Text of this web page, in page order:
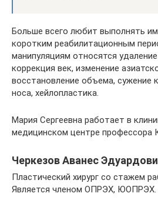
Больше всего любит выполнять
коротким реабилитационным
манипуляциям относятся
коррекция век, изменение
восстановление объема, сужение
носа, хейлопластика.
Мария Сергеевна работает в
медицинском центре профессора
Черкезов Аванес
Пластический хирург со стажем
Является членом ОПРЭХ, ЮОПРЭХ.